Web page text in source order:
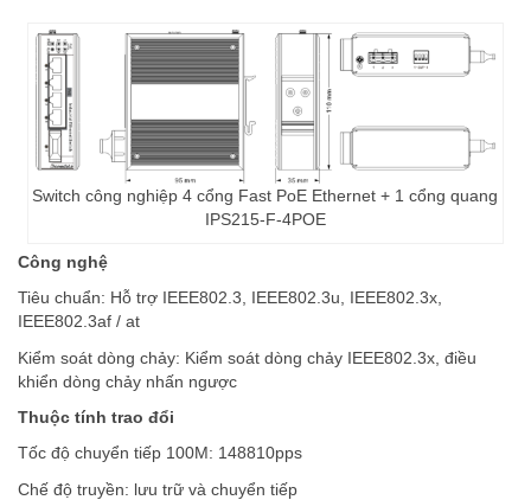
Switch công nghiệp 4 cổng Fast PoE Ethernet + 1 cổng quang
IPS215-F-4POE
Công nghệ
Tiêu chuẩn: Hỗ trợ IEEE802.3, IEEE802.3u, IEEE802.3x,
IEEE802.3af / at
Kiểm soát dòng chảy: Kiểm soát dòng chảy IEEE802.3x, điều
khiển dòng chảy nhấn ngược
Thuộc tính trao đổi
Tốc độ chuyển tiếp 100M: 148810pps
Chế độ truyền: lưu trữ và chuyển tiếp